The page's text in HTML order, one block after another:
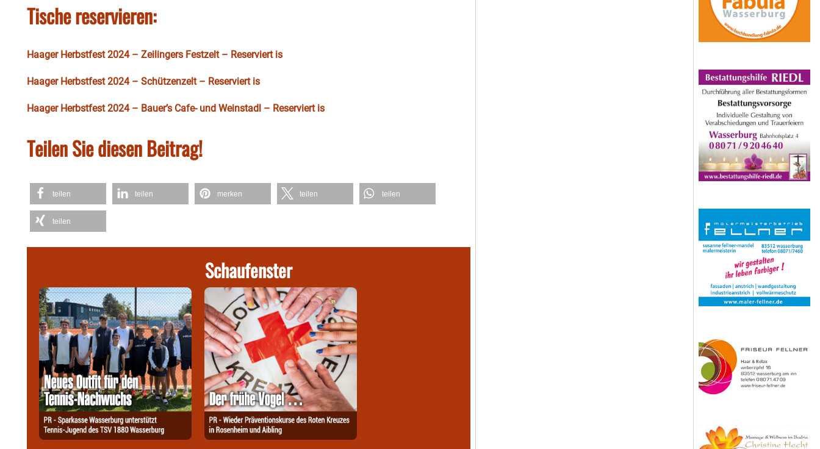
Tische reservieren:
Haager Herbstfest 2024 – Zeilingers Festzelt – Reserviert is
Haager Herbstfest 2024 – Schützenzelt – Reserviert is
Haager Herbstfest 2024 – Bauer’s Cafe- und Weinstadl – Reserviert is
Teilen Sie diesen Beitrag!
teilen teilen merken teilen teilen
teilen
Schaufenster